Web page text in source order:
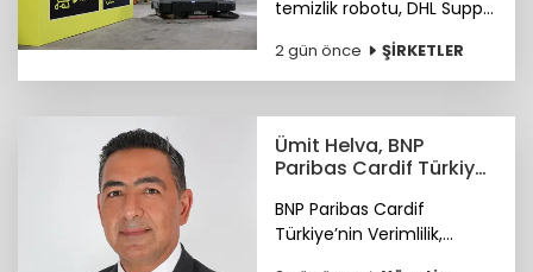
temizlik robotu, DHL Supply
göreve başladı.
2 gün önce ŞİRKETLER
Ümit Helva, BNP
Paribas Cardif Türkiye
BNP Paribas Cardif
Türkiye’nin Verimlilik,